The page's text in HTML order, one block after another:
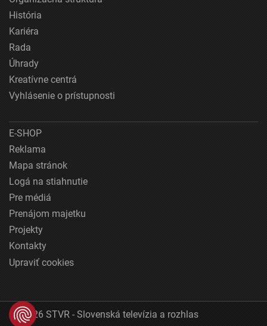
História
Kariéra
Rada
Úhrady
Kreatívne centrá
Vyhlásenie o prístupnosti
E-SHOP
Reklama
Mapa stránok
Logá na stiahnutie
Pre médiá
Prenájom majetku
Projekty
Kontakty
Upraviť cookies
© 2026 STVR - Slovenská televízia a rozhlas